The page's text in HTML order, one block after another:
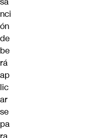
nci
ón
de
be
rá
ap
lic
ar
se
pa